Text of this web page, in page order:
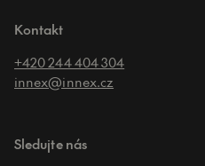
Kontakt
+420 244 404 304
innex@innex.cz
Sledujte nás